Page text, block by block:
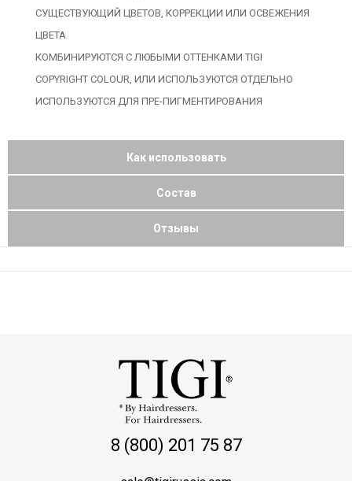
СУЩЕСТВУЮЩИЙ ЦВЕТОВ, КОРРЕКЦИИ ИЛИ ОСВЕЖЕНИЯ
ЦВЕТА
КОМБИНИРУЮТСЯ С ЛЮБЫМИ ОТТЕНКАМИ TIGI
COPYRIGHT COLOUR, ИЛИ ИСПОЛЬЗУЮТСЯ ОТДЕЛЬНО
ИСПОЛЬЗУЮТСЯ ДЛЯ ПРЕ-ПИГМЕНТИРОВАНИЯ
Как использовать
Состав
Отзывы
8 (800) 201 75 87